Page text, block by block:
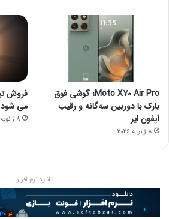
Moto X70 Air Pro؛ گوشی فوق
بارک با دوربین سه‌گانه و رقیب
آیفون ایر
8 ژانویه 2026
می شود
8 ژانویه 2026
دانلود نرم افزار